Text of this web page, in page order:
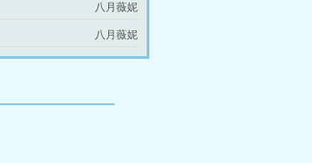
八月薇妮
八月薇妮